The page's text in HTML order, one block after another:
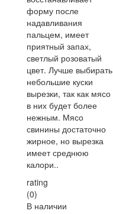
форму после
надавливания
пальцем, имеет
приятный запах,
светлый розоватый
цвет. Лучше выбирать
небольшие куски
вырезки, так как мясо
в них будет более
нежным. Мясо
свинины достаточно
жирное, но вырезка
имеет среднюю
калори..
rating
(0)
В наличии